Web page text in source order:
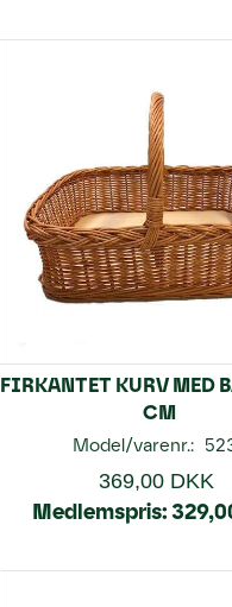
FIRKANTET KURV MED
CM
Model/varenr.:
369,00 DKK
Medlemspris: